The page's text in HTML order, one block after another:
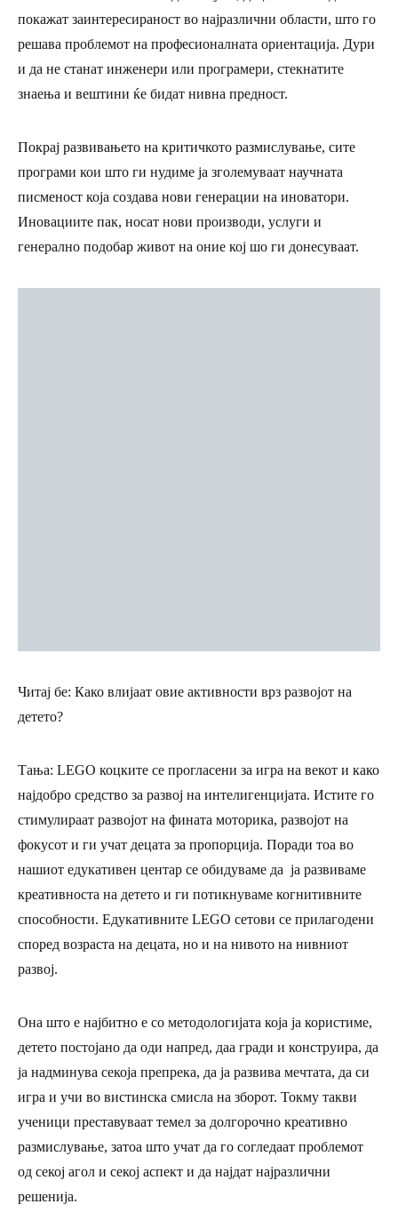
покажат заинтересираност во најразлични области, што го
решава проблемот на професионалната ориентација. Дури
и да не станат инженери или програмери, стекнатите
знаења и вештини ќе бидат нивна предност.
Покрај развивањето на критичкото размислување, сите
програми кои што ги нудиме ја зголемуваат научната
писменост која создава нови генерации на иноватори.
Иновациите пак, носат нови производи, услуги и
генерално подобар живот на оние кој шо ги донесуваат.
Читај бе: Како влијаат овие активности врз развојот на
детето?
Тања: LEGO коцките се прогласени за игра на векот и како
најдобро средство за развој на интелигенцијата. Истите го
стимулираат развојот на фината моторика, развојот на
фокусот и ги учат децата за пропорција. Поради тоа во
нашиот едукативен центар се обидуваме да ја развиваме
креативноста на детето и ги потикнуваме когнитивните
способности. Едукативните LEGO сетови се прилагодени
според возраста на децата, но и на нивото на нивниот
развој.
Она што е најбитно е со методологијата која ја користиме,
детето постојано да оди напред, даа гради и конструира, да
ја надминува секоја препрека, да ја развива мечтата, да си
игра и учи во вистинска смисла на зборот. Токму такви
ученици преставуваат темел за долгорочно креативно
размислување, затоа што учат да го согледаат проблемот
од секој агол и секој аспект и да најдат најразлични
решенија.